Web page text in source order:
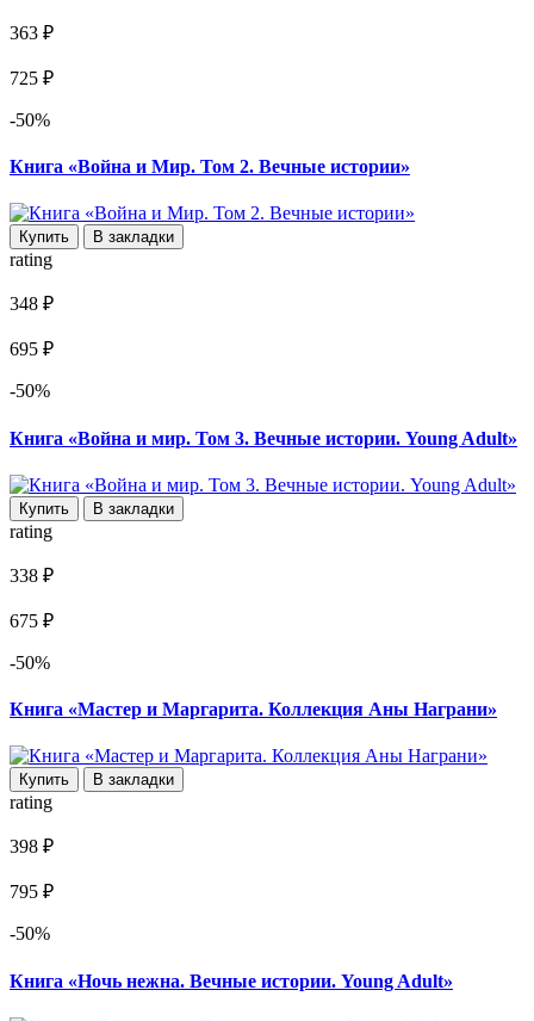
363 ₽
725 ₽
-50%
Книга «Война и Мир. Том 2. Вечные истории»
Купить В закладки
rating
348 ₽
695 ₽
-50%
Книга «Война и мир. Том 3. Вечные истории. Young Adult»
Купить В закладки
rating
338 ₽
675 ₽
-50%
Книга «Мастер и Маргарита. Коллекция Аны Награни»
Купить В закладки
rating
398 ₽
795 ₽
-50%
Книга «Ночь нежна. Вечные истории. Young Adult»